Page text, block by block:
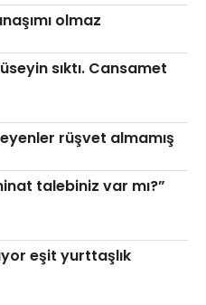
olmaz
sıktı. Cansamet
rüşvet almamış
talebiniz var mı?”
eşit yurttaşlık